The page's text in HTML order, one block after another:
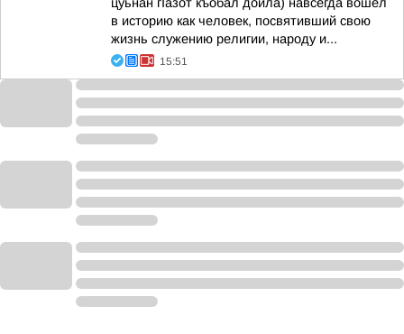
в историю как человек, посвятивший свою
жизнь служению религии, народу и...
15:51